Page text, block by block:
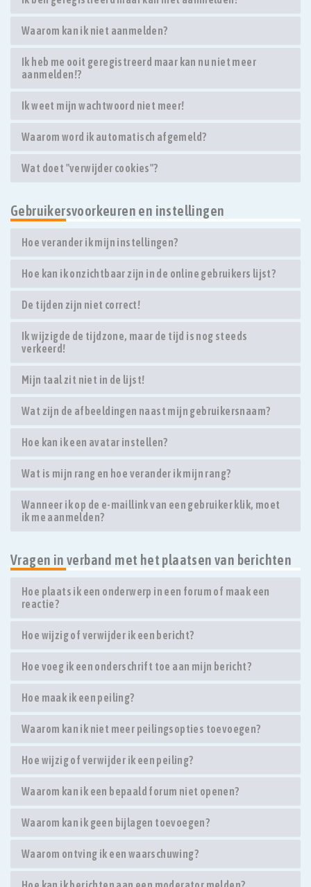
Waarom kan ik niet aanmelden?
Ik heb me ooit geregistreerd maar kan nu niet meer
aanmelden!?
Ik weet mijn wachtwoord niet meer!
Waarom word ik automatisch afgemeld?
Wat doet "verwijder cookies"?
Gebruikersvoorkeuren en instellingen
Hoe verander ik mijn instellingen?
Hoe kan ik onzichtbaar zijn in de online gebruikers lijst?
De tijden zijn niet correct!
Ik wijzigde de tijdzone, maar de tijd is nog steeds
verkeerd!
Mijn taal zit niet in de lijst!
Wat zijn de afbeeldingen naast mijn gebruikersnaam?
Hoe kan ik een avatar instellen?
Wat is mijn rang en hoe verander ik mijn rang?
Wanneer ik op de e-maillink van een gebruiker klik, moet
ik me aanmelden?
Vragen in verband met het plaatsen van berichten
Hoe plaats ik een onderwerp in een forum of maak een
reactie?
Hoe wijzig of verwijder ik een bericht?
Hoe voeg ik een onderschrift toe aan mijn bericht?
Hoe maak ik een peiling?
Waarom kan ik niet meer peilingsopties toevoegen?
Hoe wijzig of verwijder ik een peiling?
Waarom kan ik een bepaald forum niet openen?
Waarom kan ik geen bijlagen toevoegen?
Waarom ontving ik een waarschuwing?